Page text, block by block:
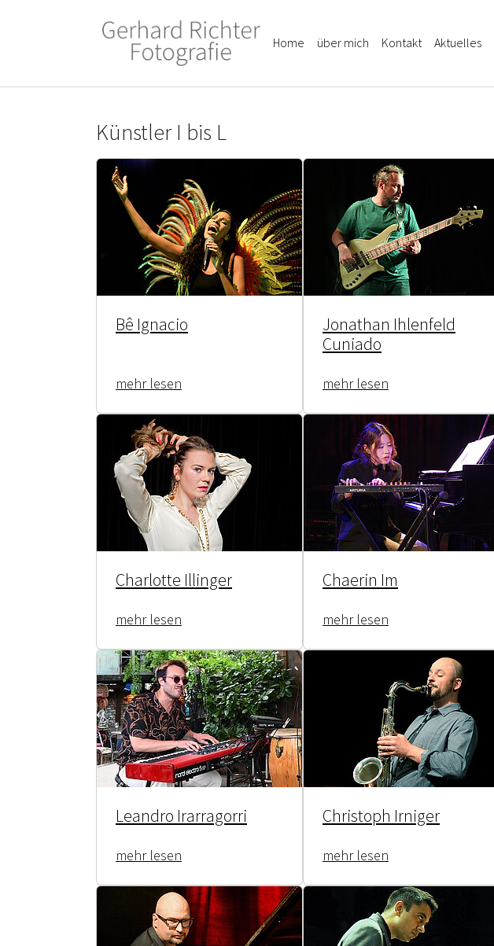
Home über mich Kontakt Aktuelles
Künstler I bis L
Bê Ignacio
mehr lesen
Jonathan Ihlenfeld
Cuniado
mehr lesen
Charlotte Illinger
mehr lesen
Chaerin Im
mehr lesen
Leandro Irarragorri
mehr lesen
Christoph Irniger
mehr lesen